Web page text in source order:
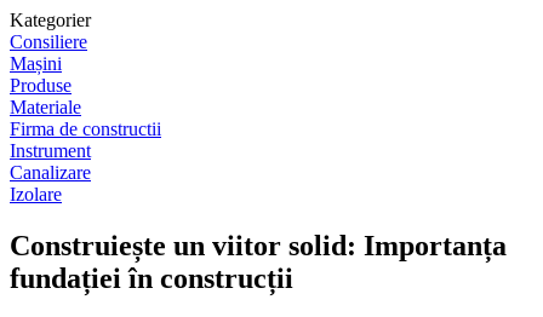
Kategorier
Consiliere
Mașini
Produse
Materiale
Firma de constructii
Instrument
Canalizare
Izolare
Construiește un viitor solid: Importanța
fundației în construcții